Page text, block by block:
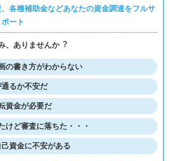
各種補助金などあなたの資金調達をフルサ
ポート
、ありませんか︖
の書き方がわからない
通るか不安だ
資金が必要だ
けど審査に落ちた・・・
資金に不安がある